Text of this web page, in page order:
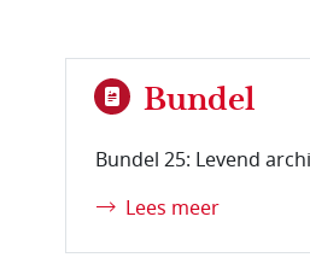
Bundel
Bundel 25: Levend
Lees meer